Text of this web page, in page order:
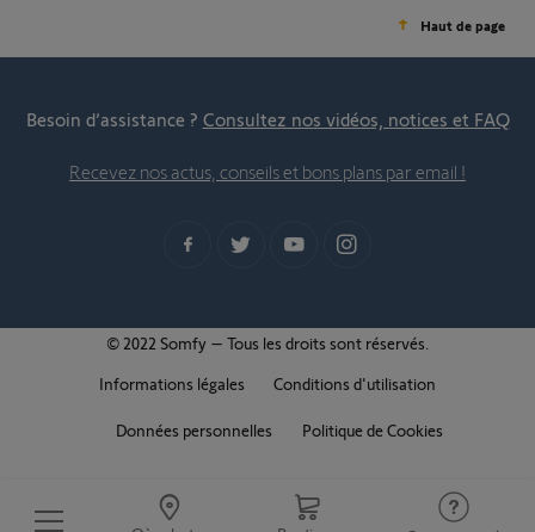
Haut de page
Besoin d’assistance ? Consultez nos vidéos, notices et FAQ
Recevez nos actus, conseils et bons plans par email !
© 2022 Somfy – Tous les droits sont réservés.
Informations légales
Conditions d'utilisation
Données personnelles Politique de Cookies